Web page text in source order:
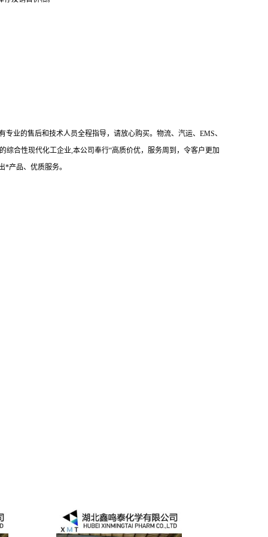
业的售后和技术人员全程指导，请放心购买。物流、汽运、EMS、
合性现代化工企业,本公司奉行“高质价优，服务周到，令客户更加
产品、优质服务。